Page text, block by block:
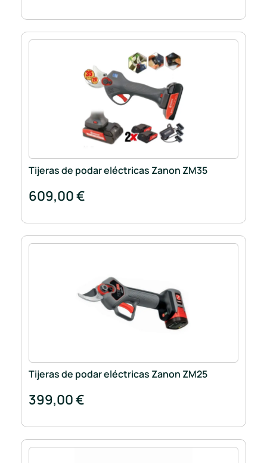
Tijeras de podar eléctricas Zanon ZM35
609,00 €
Tijeras de podar eléctricas Zanon ZM25
399,00 €